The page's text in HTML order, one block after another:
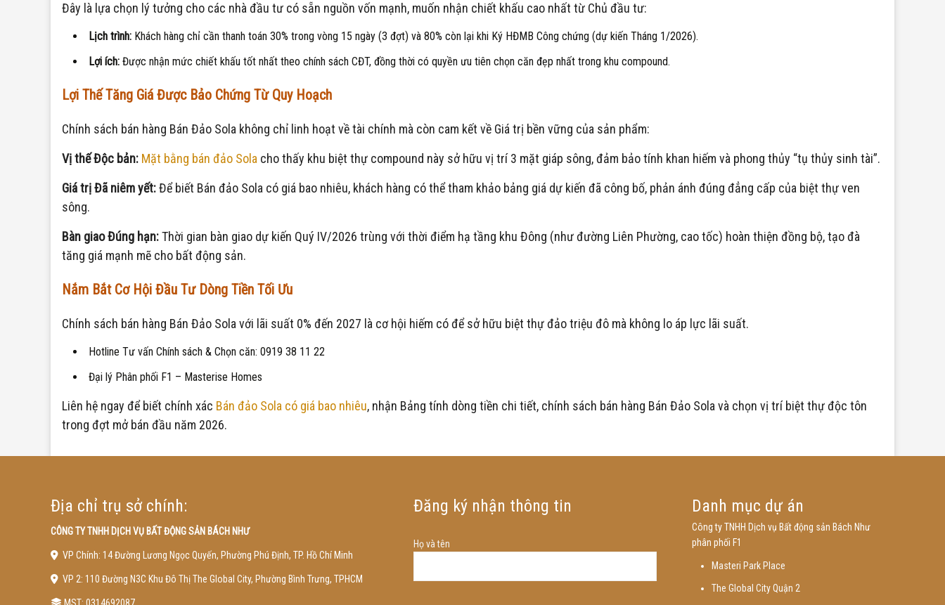
Đây là lựa chọn lý tưởng cho các nhà đầu tư có sẵn nguồn vốn mạnh, muốn nhận chiết khấu cao nhất từ Chủ đầu tư:
Lịch trình: Khách hàng chỉ cần thanh toán 30% trong vòng 15 ngày (3 đợt) và 80% còn lại khi Ký HĐMB Công chứng (dự kiến Tháng 1/2026).
Lợi ích: Được nhận mức chiết khấu tốt nhất theo chính sách CĐT, đồng thời có quyền ưu tiên chọn căn đẹp nhất trong khu compound.
Lợi Thế Tăng Giá Được Bảo Chứng Từ Quy Hoạch
Chính sách bán hàng Bán Đảo Sola không chỉ linh hoạt về tài chính mà còn cam kết về Giá trị bền vững của sản phẩm:
Vị thế Độc bản: Mặt bằng bán đảo Sola cho thấy khu biệt thự compound này sở hữu vị trí 3 mặt giáp sông, đảm bảo tính khan hiếm và phong thủy “tụ thủy sinh tài”.
Giá trị Đã niêm yết:Để biết Bán đảo Sola có giá bao nhiêu, khách hàng có thể tham khảo bảng giá dự kiến đã công bố, phản ánh đúng đẳng cấp của biệt thự ven
sông.
Bàn giao Đúng hạn:Thời gian bàn giao dự kiến Quý IV/2026 trùng với thời điểm hạ tầng khu Đông (như đường Liên Phường, cao tốc) hoàn thiện đồng bộ, tạo đà
tăng giá mạnh mẽ cho bất động sản.
Nắm Bắt Cơ Hội Đầu Tư Dòng Tiền Tối Ưu
Chính sách bán hàng Bán Đảo Sola với lãi suất 0% đến 2027 là cơ hội hiếm có để sở hữu biệt thự đảo triệu đô mà không lo áp lực lãi suất.
Hotline Tư vấn Chính sách & Chọn căn: 0919 38 11 22
Đại lý Phân phối F1 – Masterise Homes
Liên hệ ngay để biết chính xác Bán đảo Sola có giá bao nhiêu, nhận Bảng tính dòng tiền chi tiết, chính sách bán hàng Bán Đảo Sola và chọn vị trí biệt thự độc tôn
trong đợt mở bán đầu năm 2026.
Địa chỉ trụ sở chính:
CÔNG TY TNHH DỊCH VỤ BẤT ĐỘNG SẢN BÁCH NHƯ
VP Chính: 14 Đường Lương Ngọc Quyến, Phường Phú Định, TP. Hồ Chí Minh
VP 2: 110 Đường N3C Khu Đô Thị The Global City, Phường Bình Trưng, TPHCM
Đăng ký nhận thông tin
Họ và tên
Danh mục dự án
Công ty TNHH Dịch vụ Bất động sản Bách Như
phân phối F1
Masteri Park Place
The Global City Quận 2